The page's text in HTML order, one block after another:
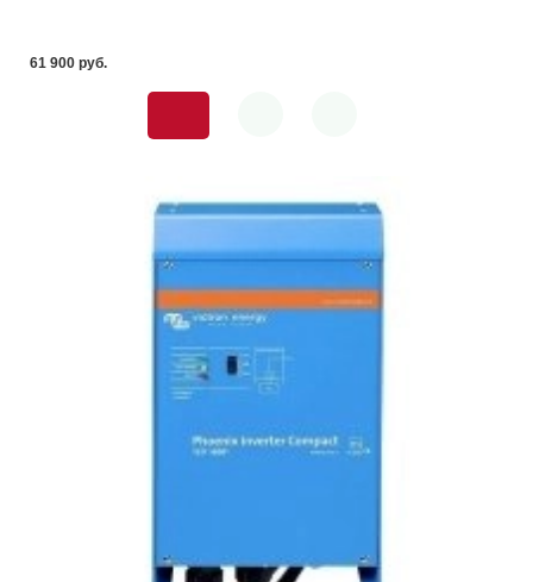
61 900 pуб.